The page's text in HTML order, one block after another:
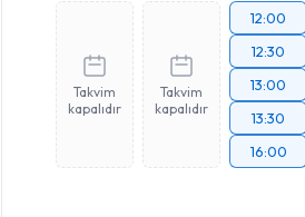
Takvim
kapalıdır
Takvim
kapalıdır
12:00
12:30
13:00
13:30
16:00